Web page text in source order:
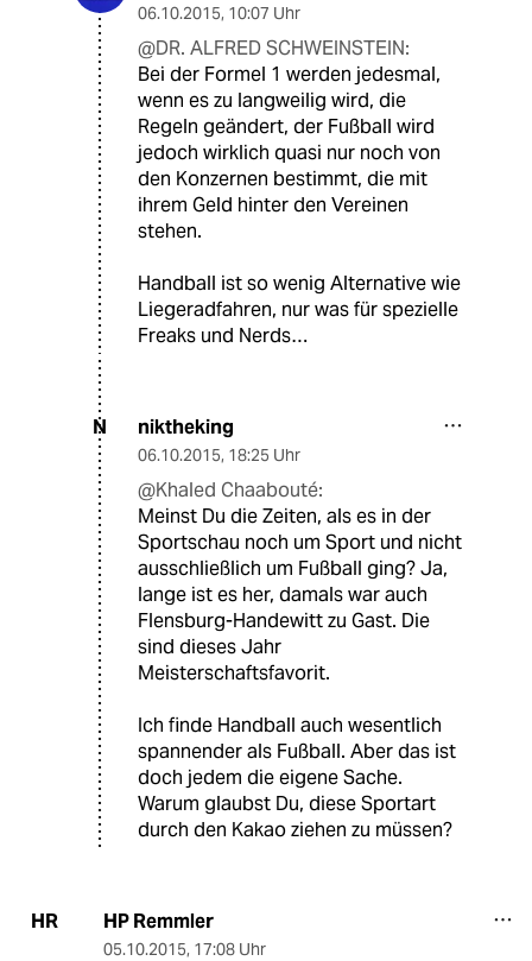
06.10.2015, 10:07 Uhr
@DR. ALFRED SCHWEINSTEIN:
Bei der Formel 1 werden jedesmal,
wenn es zu langweilig wird, die
Regeln geändert, der Fußball wird
jedoch wirklich quasi nur noch von
den Konzernen bestimmt, die mit
ihrem Geld hinter den Vereinen
stehen.
Handball ist so wenig Alternative wie
Liegeradfahren, nur was für spezielle
Freaks und Nerds…
N niktheking
06.10.2015, 18:25 Uhr
@Khaled Chaabouté:
Meinst Du die Zeiten, als es in der
Sportschau noch um Sport und nicht
ausschließlich um Fußball ging? Ja,
lange ist es her, damals war auch
Flensburg-Handewitt zu Gast. Die
sind dieses Jahr
Meisterschaftsfavorit.
Ich finde Handball auch wesentlich
spannender als Fußball. Aber das ist
doch jedem die eigene Sache.
Warum glaubst Du, diese Sportart
durch den Kakao ziehen zu müssen?
HR HP Remmler
05.10.2015, 17:08 Uhr